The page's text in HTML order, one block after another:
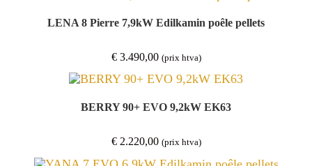
LENA 8 Pierre 7,9kW Edilkamin poêle pellets
€3.490,00 (prix htva)
BERRY 90+ EVO 9,2kW EK63
€2.220,00 (prix htva)